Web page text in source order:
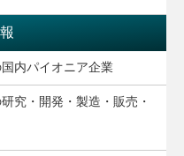
内パイオニア企業
究・開発・製造・販売・